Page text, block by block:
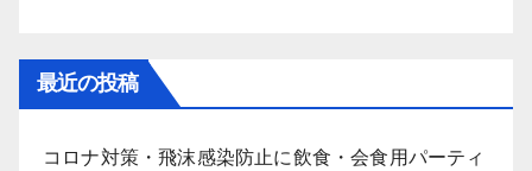
最近の投稿
コロナ対策・飛沫感染防止に飲食・会食用パーティ